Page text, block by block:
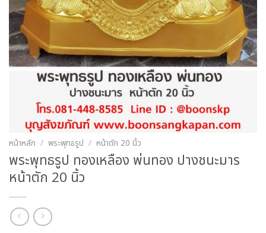
หน้าหลัก / พระพุทธรูป / หน้าตัก 20 นิ้ว
พระพุทธรูป ทองเหลือง พ่นทอง ปางชนะมาร
หน้าตัก 20 นิ้ว